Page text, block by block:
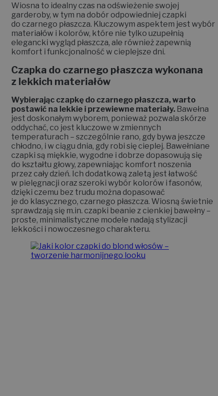
Wiosna to idealny czas na odświeżenie swojej
garderoby, w tym na dobór odpowiedniej czapki
do czarnego płaszcza. Kluczowym aspektem jest wybór
materiałów i kolorów, które nie tylko uzupełnią
elegancki wygląd płaszcza, ale również zapewnią
komfort i funkcjonalność w cieplejsze dni.
Czapka do czarnego płaszcza wykonana
z lekkich materiałów
Wybierając czapkę do czarnego płaszcza, warto
postawić na lekkie i przewiewne materiały. Bawełna
jest doskonałym wyborem, ponieważ pozwala skórze
oddychać, co jest kluczowe w zmiennych
temperaturach – szczególnie rano, gdy bywa jeszcze
chłodno, i w ciągu dnia, gdy robi się cieplej. Bawełniane
czapki są miękkie, wygodne i dobrze dopasowują się
do kształtu głowy, zapewniając komfort noszenia
przez cały dzień. Ich dodatkową zaletą jest łatwość
w pielęgnacji oraz szeroki wybór kolorów i fasonów,
dzięki czemu bez trudu można dopasować
je do klasycznego, czarnego płaszcza. Wiosną świetnie
sprawdzają się m.in. czapki beanie z cienkiej bawełny –
proste, minimalistyczne modele nadają stylizacji
lekkości i nowoczesnego charakteru.